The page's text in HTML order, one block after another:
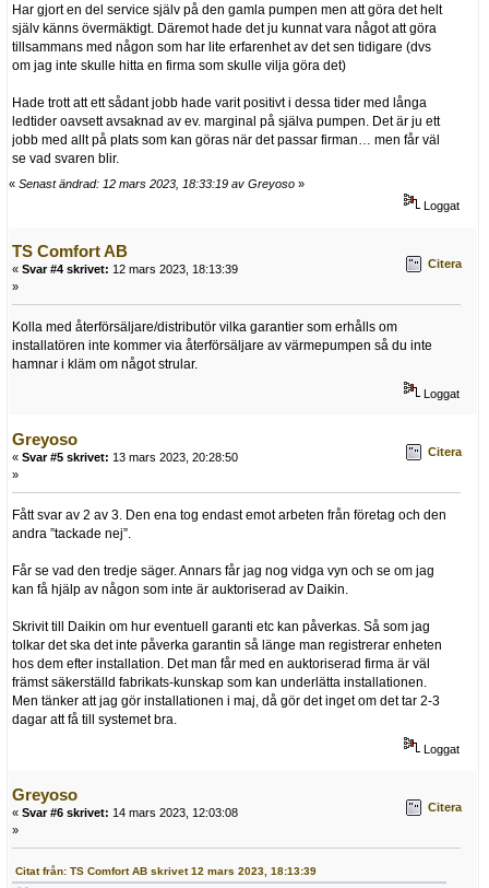
Har gjort en del service själv på den gamla pumpen men att göra det helt
själv känns övermäktigt. Däremot hade det ju kunnat vara något att göra
tillsammans med någon som har lite erfarenhet av det sen tidigare (dvs
om jag inte skulle hitta en firma som skulle vilja göra det)
Hade trott att ett sådant jobb hade varit positivt i dessa tider med långa
ledtider oavsett avsaknad av ev. marginal på själva pumpen. Det är ju ett
jobb med allt på plats som kan göras när det passar firman… men får väl
se vad svaren blir.
« Senast ändrad: 12 mars 2023, 18:33:19 av Greyoso »
Loggat
TS Comfort AB
« Svar #4 skrivet: 12 mars 2023, 18:13:39
»
Citera
Kolla med återförsäljare/distributör vilka garantier som erhålls om
installatören inte kommer via återförsäljare av värmepumpen så du inte
hamnar i kläm om något strular.
Loggat
Greyoso
« Svar #5 skrivet: 13 mars 2023, 20:28:50
»
Citera
Fått svar av 2 av 3. Den ena tog endast emot arbeten från företag och den
andra ”tackade nej”.
Får se vad den tredje säger. Annars får jag nog vidga vyn och se om jag
kan få hjälp av någon som inte är auktoriserad av Daikin.
Skrivit till Daikin om hur eventuell garanti etc kan påverkas. Så som jag
tolkar det ska det inte påverka garantin så länge man registrerar enheten
hos dem efter installation. Det man får med en auktoriserad firma är väl
främst säkerställd fabrikats-kunskap som kan underlätta installationen.
Men tänker att jag gör installationen i maj, då gör det inget om det tar 2-3
dagar att få till systemet bra.
Loggat
Greyoso
« Svar #6 skrivet: 14 mars 2023, 12:03:08
»
Citera
Citat från: TS Comfort AB skrivet 12 mars 2023, 18:13:39